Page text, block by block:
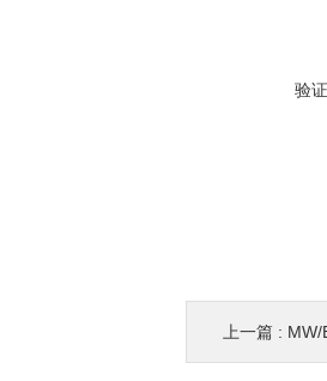
验
上一篇 : MW/